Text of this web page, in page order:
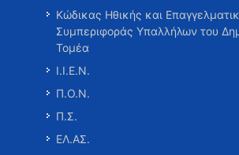
Κώδικας Ηθικής και
Συμπεριφοράς Υπαλλήλων του
Τομέα
Ι.Ι.Ε.Ν.
Π.Ο.Ν.
Π.Σ.
ΕΛ.ΑΣ.